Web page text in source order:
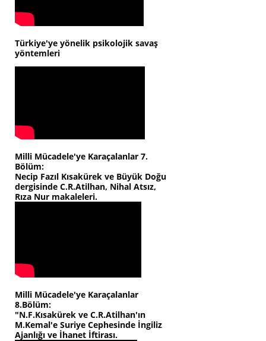
Türkiye'ye yönelik psikolojik savaş
yöntemleri
Milli Mücadele'ye Karaçalanlar 7.
Bölüm:
Necip Fazıl Kısakürek ve Büyük Doğu
dergisinde C.R.Atilhan, Nihal Atsız,
Rıza Nur makaleleri.
Milli Mücadele'ye Karaçalanlar
8.Bölüm:
"N.F.Kısakürek ve C.R.Atilhan'ın
M.Kemal'e Suriye Cephesinde İngiliz
Ajanlığı ve İhanet İftirası.